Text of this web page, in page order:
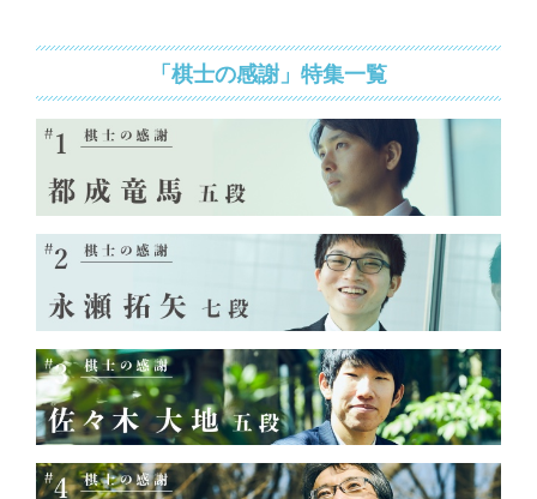
「棋士の感謝」特集一覧